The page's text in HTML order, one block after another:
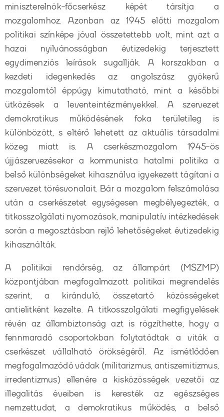
miniszterelnök-főcserkész képét társítja a
mozgalomhoz. Azonban az 1945 előtti mozgalom
politikai színképe jóval összetettebb volt, mint azt a
hazai nyilvánosságban évtizedekig terjesztett
egydimenziós leírások sugallják. A korszakban a
kezdeti idegenkedés az angolszász gyökerű
mozgalomtól éppúgy kimutatható, mint a későbbi
ütközések a leventeintézményekkel. A szervezet
demokratikus működésének foka területileg is
különbözött, s eltérő lehetett az aktuális társadalmi
közeg miatt is. A cserkészmozgalom 1945-ös
újjászervezésekor a kommunista hatalmi politika a
belső különbségeket kihasználva igyekezett tágítani a
szervezet törésvonalait. Bár a mozgalom felszámolása
után a cserkészetet egységesen megbélyegezték, a
titkosszolgálati nyomozások, manipulatív intézkedések
során a megosztásban rejlő lehetőségeket évtizedekig
kihasználták.
A politikai rendőrség, az állampárt (MSZMP)
központjában megfogalmazott politikai megrendelés
szerint, a kiránduló, összetartó közösségeket
antielitként kezelte. A titkosszolgálati megfigyelések
révén az állambiztonság azt is rögzíthette, hogy a
fennmaradó csoportokban folytatódtak a viták a
cserkészet vállalható örökségéről. Az ismétlődően
megfogalmazódó vádak (militarizmus, antiszemitizmus,
irredentizmus) ellenére a kisközösségek vezetői az
illegalitás éveiben is keresték az egészséges
nemzettudat, a demokratikus működés, a belső